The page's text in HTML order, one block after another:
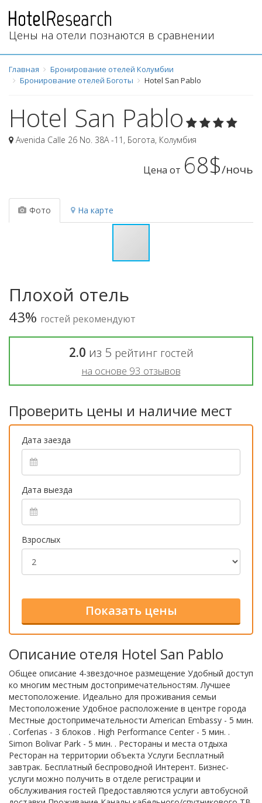
Цены на отели познаются в сравнении
Главная
Бронирование отелей Колумбии
Бронирование отелей Боготы
Hotel San Pablo
Hotel San Pablo
Avenida Calle 26 No. 38A -11 , Богота, Колумбия
Цена от 68$/ночь
Фото На карте
Плохой отель
43% гостей рекомендуют
2.0 из 5 рейтинг гостей
на основе 93 отзывов
Проверить цены и наличие мест
Дата заезда
Дата выезда
Взрослых
Описание отеля Hotel San Pablo
Общее описание 4-звездочное размещение Удобный доступ
ко многим местным достопримечательностям. Лучшее
местоположение. Идеально для проживания семьи
Местоположение Удобное расположение в центре города
Местные достопримечательности American Embassy - 5 мин.
. Corferias - 3 блоков . High Performance Center - 5 мин. .
Simon Bolivar Park - 5 мин. . Рестораны и места отдыха
Ресторан на территории объекта Услуги Бесплатный
завтрак. Бесплатный беспроводной Интерент. Бизнес-
услуги можно получить в отделе регистрации и
обслуживания гостей Предоставляются услуги автобусной